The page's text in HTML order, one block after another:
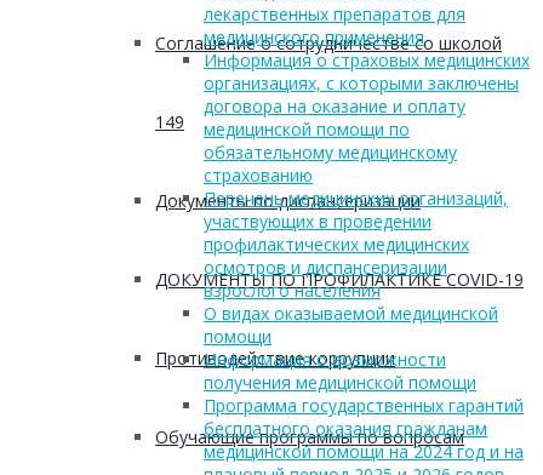
Соглашение о сотрудничестве со школой
149
Документы по диспансеризации
ДОКУМЕНТЫ ПО ПРОФИЛАКТИКЕ COVID-19
Противодействие коррупции
Обучающие программы по вопросам
лекарственных препаратов для
медицинского применения
Информация о страховых медицинских
организациях, с которыми заключены
договора на оказание и оплату
медицинской помощи по
обязательному медицинскому
страхованию
Перечень медицинских организаций,
участвующих в проведении
профилактических медицинских
осмотров и диспансеризации
взрослого населения
О видах оказываемой медицинской
помощи
Информация о возможности
получения медицинской помощи
Программа государственных гарантий
бесплатного оказания гражданам
медицинской помощи на 2024 год и на